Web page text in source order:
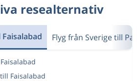
resealternativ
Flyg från Sverige till
Faisalabad